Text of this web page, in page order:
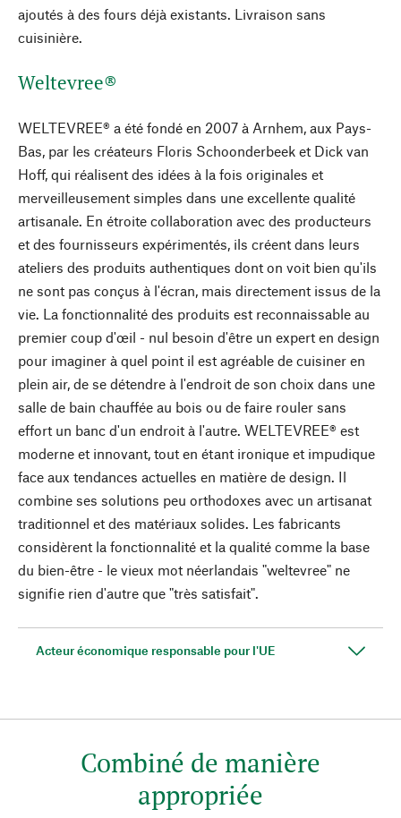
ajoutés à des fours déjà existants. Livraison sans
cuisinière.
Weltevree®
WELTEVREE® a été fondé en 2007 à Arnhem, aux Pays-
Bas, par les créateurs Floris Schoonderbeek et Dick van
Hoff, qui réalisent des idées à la fois originales et
merveilleusement simples dans une excellente qualité
artisanale. En étroite collaboration avec des producteurs
et des fournisseurs expérimentés, ils créent dans leurs
ateliers des produits authentiques dont on voit bien qu'ils
ne sont pas conçus à l'écran, mais directement issus de la
vie. La fonctionnalité des produits est reconnaissable au
premier coup d'œil - nul besoin d'être un expert en design
pour imaginer à quel point il est agréable de cuisiner en
plein air, de se détendre à l'endroit de son choix dans une
salle de bain chauffée au bois ou de faire rouler sans
effort un banc d'un endroit à l'autre. WELTEVREE® est
moderne et innovant, tout en étant ironique et impudique
face aux tendances actuelles en matière de design. Il
combine ses solutions peu orthodoxes avec un artisanat
traditionnel et des matériaux solides. Les fabricants
considèrent la fonctionnalité et la qualité comme la base
du bien-être - le vieux mot néerlandais "weltevree" ne
signifie rien d'autre que "très satisfait".
Acteur économique responsable pour l'UE
Combiné de manière
appropriée